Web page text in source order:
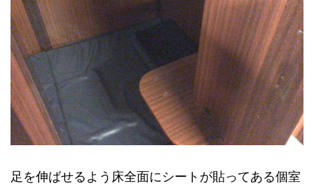
足を伸ばせるよう床全面にシートが貼ってある個室